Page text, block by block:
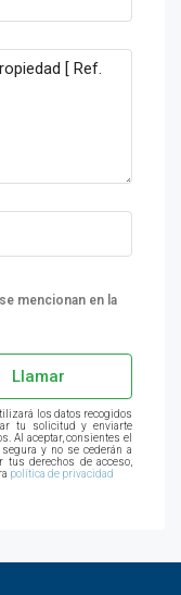
mencionan en la
Llamar
los datos recogidos
tu solicitud y enviarte
Al aceptar, consientes el
y no se cederán a
tus derechos de acceso,
política de privacidad